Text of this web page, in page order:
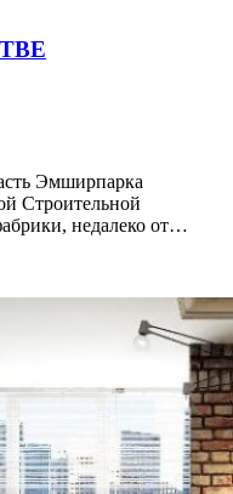
Эмширпарка
Строительной
недалеко от…